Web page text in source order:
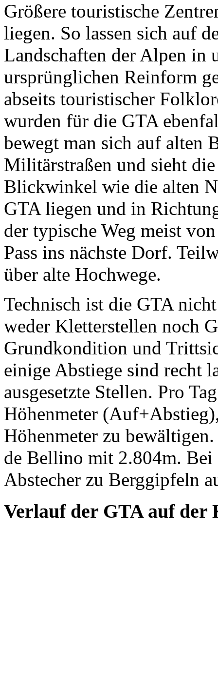
Größere touristische
liegen. So lassen sich auf
Landschaften der Alpen in
ursprünglichen Reinform
abseits touristischer
wurden für die GTA
bewegt man sich auf alten
Militärstraßen und sieht
Blickwinkel wie die alten
GTA liegen und in
der typische Weg meist
Pass ins nächste Dorf.
über alte Hochwege.
Technisch ist die GTA
weder Kletterstellen noch
Grundkondition und
einige Abstiege sind recht
ausgesetzte Stellen. Pro
Höhenmeter
Höhenmeter zu
de Bellino mit 2.804m. Bei
Abstecher zu Berggipfeln
Verlauf der GTA auf der